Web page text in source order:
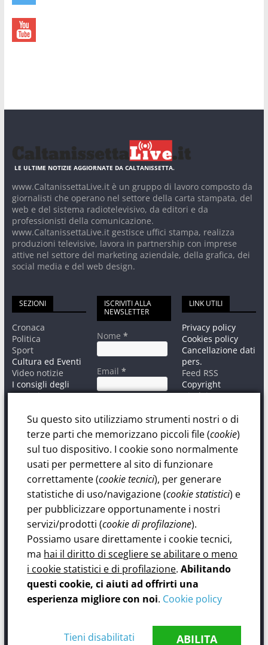
LE ULTIME NOTIZIE AGGIORNATE DA CALTANISSETTA.
www.CaltanissettaLive.it è un gruppo di lavoro composto da
giornalisti che operano nel settore della carta stampata, del
web e del sistema radiotelevisivo, da editori e da
professionisti della comunicazione.
www.CaltanissettaLive.it gestisce uffici stampa, realizza
produzioni televisive, lavora in partnership con imprese
attive nel settore del marketing aziendale, della grafica, dei
social media e del web design.
SEZIONI
Cronaca
Politica
Sport
Cultura ed Eventi
Video notizie
I consigli degli
esperti
ISCRIVITI ALLA
NEWSLETTER
Nome*
Email*
trattamento dati
personali.
Privacy Policy
Dichiaro di
aver letto ed
accettato la Policy
sul trattamento
dati personali.
LINK UTILI
Privacy policy
Cookies policy
Cancellazione dati
pers.
Feed RSS
Copyright
Disclaimer
©2017 Associazione "Fenice". Tutti i diritti riservati.
Editore: Associazione "Fenice", Viale Amedeo, 166 - 93100 Caltanissetta.
2017.
Su questo sito utilizziamo strumenti nostri o di
terze parti che memorizzano piccoli file (cookie)
sul tuo dispositivo. I cookie sono normalmente
usati per permettere al sito di funzionare
correttamente (cookie tecnici), per generare
statistiche di uso/navigazione (cookie statistici) e
per pubblicizzare opportunamente i nostri
servizi/prodotti (cookie di profilazione).
Possiamo usare direttamente i cookie tecnici,
ma hai il diritto di scegliere se abilitare o meno
i cookie statistici e di profilazione.Abilitando
questi cookie, ci aiuti ad offrirti una
esperienza migliore con noi. Cookie policy
ABILITA
Tieni disabilitati